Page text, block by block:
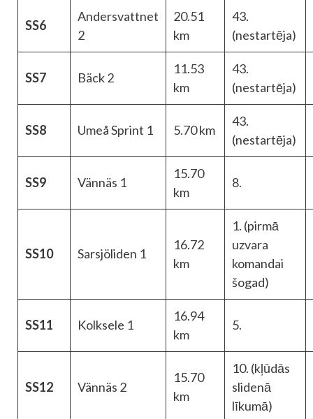
SS6
Andersvattnet
2
20.51
km
43.
(nestartēja)
SS7 Bäck 2
11.53
km
43.
(nestartēja)
SS8 Umeå Sprint 1 5.70 km
43.
(nestartēja)
SS9 Vännäs 1
15.70
km
8.
SS10 Sarsjöliden 1
16.72
km
1. (pirmā
uzvara
komandai
šogad)
SS11 Kolksele 1
16.94
km
5.
SS12 Vännäs 2
15.70
km
10. (kļūdās
slidenā
līkumā)